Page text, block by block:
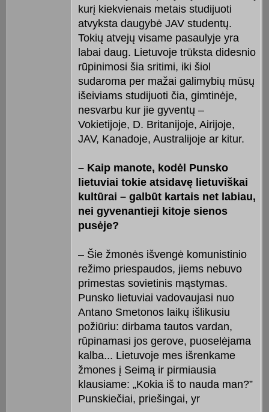
kurį kiekvienais metais studijuoti
atvyksta daugybė JAV studentų.
Tokių atvejų visame pasaulyje yra
labai daug. Lietuvoje trūksta didesnio
rūpinimosi šia sritimi, iki šiol
sudaroma per mažai galimybių mūsų
išeiviams studijuoti čia, gimtinėje,
nesvarbu kur jie gyventų –
Vokietijoje, D. Britanijoje, Airijoje,
JAV, Kanadoje, Australijoje ar kitur.
– Kaip manote, kodėl Punsko
lietuviai tokie atsidavę lietuviškai
kultūrai – galbūt kartais net labiau,
nei gyvenantieji kitoje sienos
pusėje?
– Šie žmonės išvengė komunistinio
režimo priespaudos, jiems nebuvo
primestas sovietinis mąstymas.
Punsko lietuviai vadovaujasi nuo
Antano Smetonos laikų išlikusiu
požiūriu: dirbama tautos vardan,
rūpinamasi jos gerove, puoselėjama
kalba... Lietuvoje mes išrenkame
žmones į Seimą ir pirmiausia
klausiame: „Kokia iš to nauda man?”
Punskiečiai, priešingai, yr